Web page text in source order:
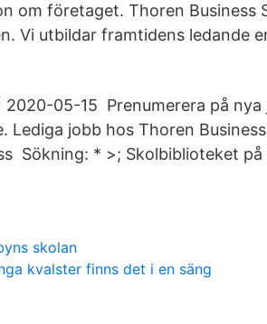
om företaget. Thoren Business
Vi utbildar framtidens ledande
05-15 Prenumerera på nya
Lediga jobb hos Thoren
Sökning: * >; Skolbiblioteket
skolan
kvalster finns det i en säng